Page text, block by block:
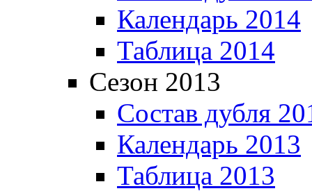
Календарь 2014
Таблица 2014
Сезон 2013
Состав дубля
Календарь 2013
Таблица 2013